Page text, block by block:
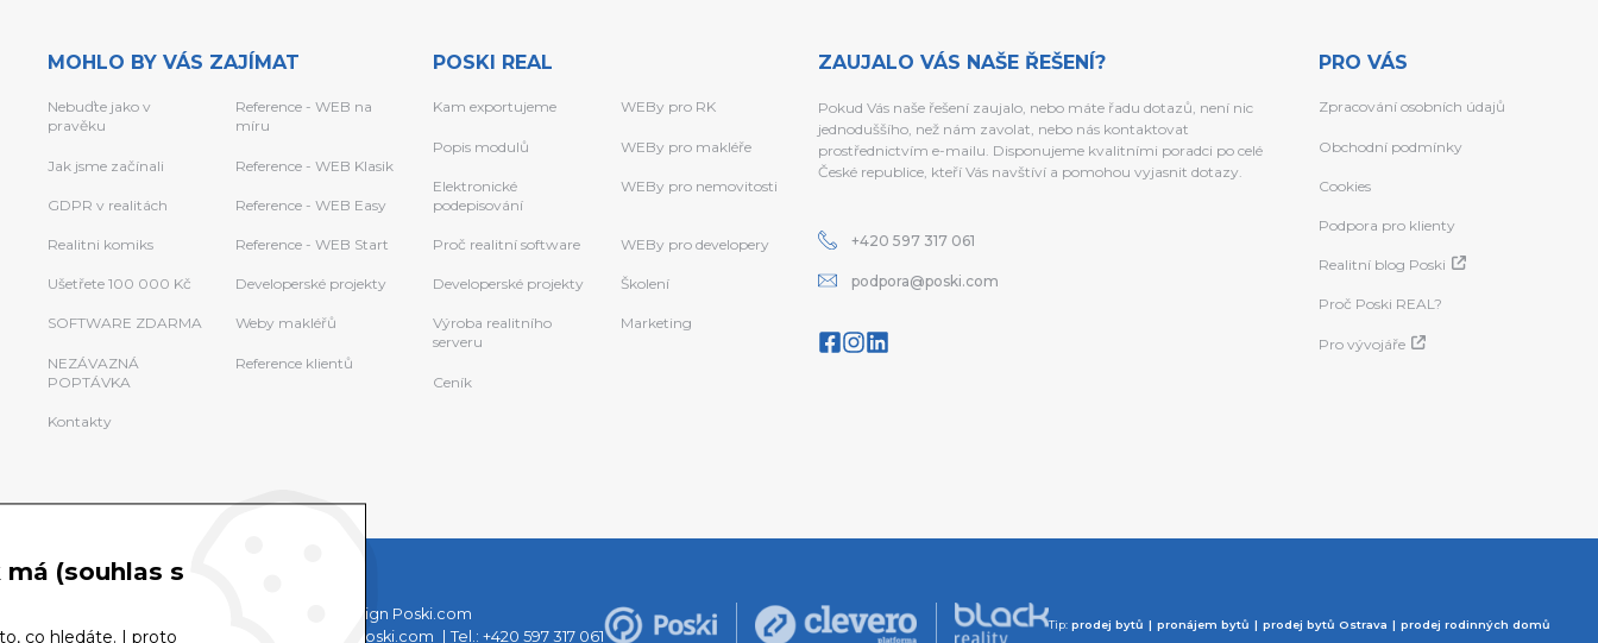
MOHLO BY VÁS ZAJÍMAT
Nebuďte jako v
pravěku
Reference - WEB na
míru
Jak jsme začínali Reference - WEB Klasik
GDPR v realitách Reference - WEB Easy
Realitni komiks Reference - WEB Start
Ušetřete 100 000 Kč Developerské projekty
SOFTWARE ZDARMA Weby makléřů
NEZÁVAZNÁ
POPTÁVKA
Reference klientů
Kontakty
POSKI REAL
Kam exportujeme WEBy pro RK
Popis modulů WEBy pro makléře
Elektronické
podepisování
WEBy pro nemovitosti
Proč realitní software WEBy pro developery
Developerské projekty Školení
Výroba realitního
serveru
Marketing
Ceník
ZAUJALO VÁS NAŠE ŘEŠENÍ?
Pokud Vás naše řešení zaujalo, nebo máte řadu dotazů, není nic
jednoduššího, než nám zavolat, nebo nás kontaktovat
prostřednictvím e-mailu. Disponujeme kvalitními poradci po celé
České republice, kteří Vás navštíví a pomohou vyjasnit dotazy.
+420 597 317 061
podpora@poski.com
PRO VÁS
Zpracování osobních údajů
Obchodní podmínky
Cookies
Podpora pro klienty
Realitní blog Poski
Proč Poski REAL?
Pro vývojáře
Webdesign Poski.com
Podpora Poski.com
podpora@poski.com Tel.: +420 597 317 061
Tip: prodej bytů pronájem bytů prodej bytů Ostrava prodej rodinných domů
(souhlas s
co hledáte. I proto